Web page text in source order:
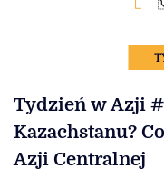
Tydzień w Azji
Kazachstanu?
Azji Centralnej